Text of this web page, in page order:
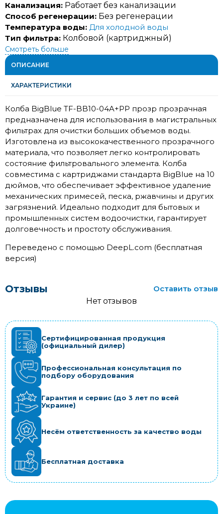
Канализация: Работает без канализации
Способ регенерации: Без регенерации
Температура воды: Для холодной воды
Тип фильтра: Колбовой (картриджный)
Смотреть больше
ОПИСАНИЕ
ХАРАКТЕРИСТИКИ
Колба BigBlue TF-BB10-04A+PP прозр прозрачная
предназначена для использования в магистральных
фильтрах для очистки больших объемов воды.
Изготовлена из высококачественного прозрачного
материала, что позволяет легко контролировать
состояние фильтровального элемента. Колба
совместима с картриджами стандарта BigBlue на 10
дюймов, что обеспечивает эффективное удаление
механических примесей, песка, ржавчины и других
загрязнений. Идеально подходит для бытовых и
промышленных систем водоочистки, гарантирует
долговечность и простоту обслуживания.
Переведено с помощью DeepL.com (бесплатная
версия)
Отзывы
Оставить отзыв
Нет отзывов
Сертифицированная продукция
(официальный дилер)
Профессиональная консультация по
подбору оборудования
Гарантия и сервис (до 3 лет по всей
Украине)
Несём ответственность за качество воды
Бесплатная доставка